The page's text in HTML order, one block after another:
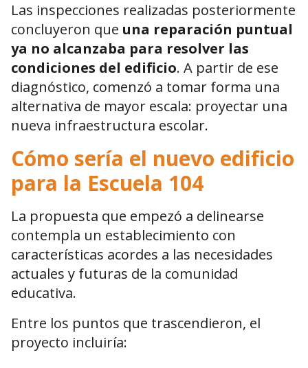
Las inspecciones realizadas posteriormente
concluyeron que una reparación puntual
ya no alcanzaba para resolver las
condiciones del edificio. A partir de ese
diagnóstico, comenzó a tomar forma una
alternativa de mayor escala: proyectar una
nueva infraestructura escolar.
Cómo sería el nuevo edificio
para la Escuela 104
La propuesta que empezó a delinearse
contempla un establecimiento con
características acordes a las necesidades
actuales y futuras de la comunidad
educativa.
Entre los puntos que trascendieron, el
proyecto incluiría: